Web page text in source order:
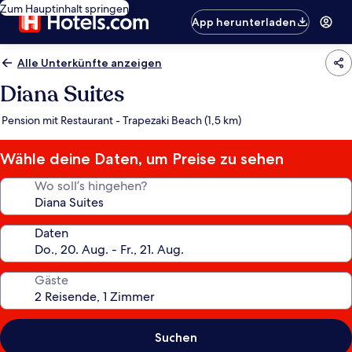
Zum Hauptinhalt springen
App herunterladen
Alle Unterkünfte anzeigen
Diana Suites
Pension mit Restaurant - Trapezaki Beach (1,5 km)
Wähle deine Daten, um Preise zu sehen
Wo soll’s hingehen?
Daten
Gäste
Suchen